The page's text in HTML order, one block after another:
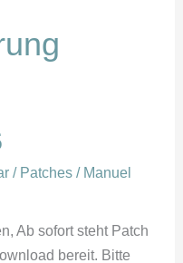
/ Patches / Manuel
Ab sofort steht Patch
bereit. Bitte